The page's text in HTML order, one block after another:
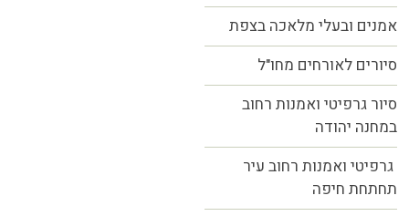
אמנים ובעלי מלאכה בצפת
סיורים לאורחים מחו"ל
סיור גרפיטי ואמנות רחוב
במחנה יהודה
גרפיטי ואמנות רחוב עיר
תחתחת חיפה